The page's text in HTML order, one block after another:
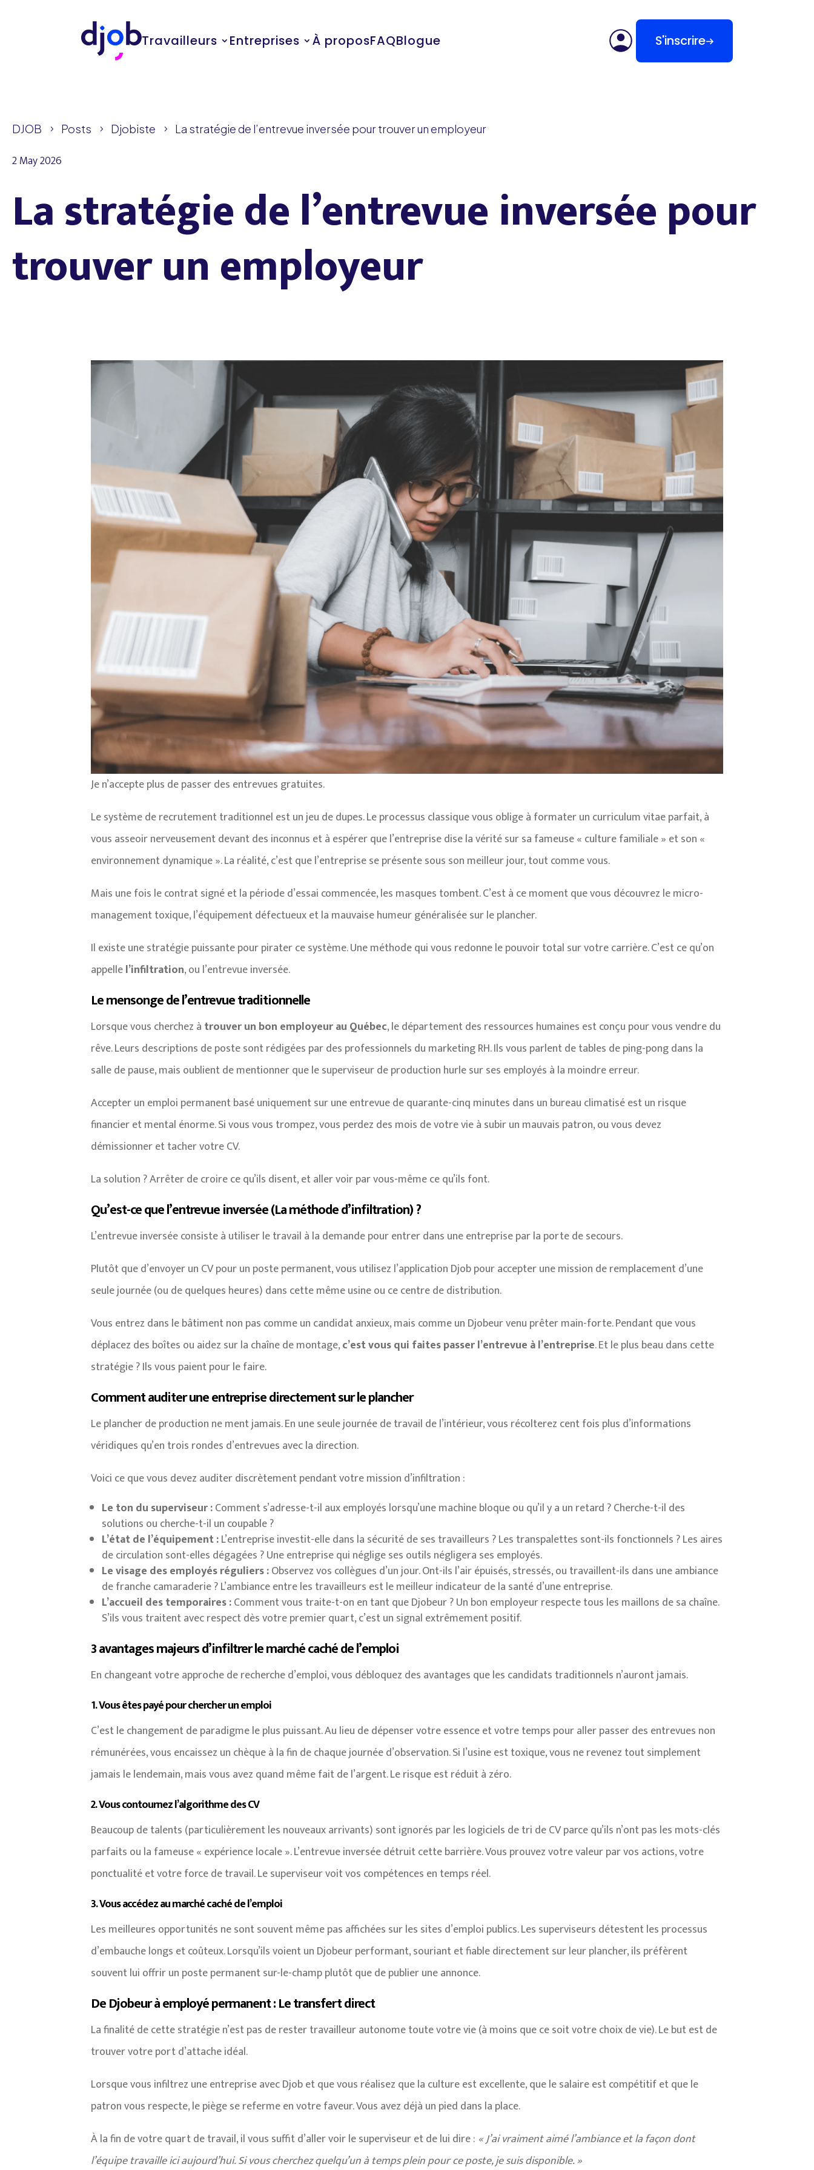
Travailleurs Entreprises À proposFAQBlogue S'inscrire
DJOB 5 Posts 5 Djobiste 5 La stratégie de l’entrevue inversée pour trouver un employeur
2 May 2026
La stratégie de l’entrevue inversée pour
trouver un employeur
Je n’accepte plus de passer des entrevues gratuites.
Le système de recrutement traditionnel est un jeu de dupes. Le processus classique vous oblige à formater un curriculum vitae parfait, à
vous asseoir nerveusement devant des inconnus et à espérer que l’entreprise dise la vérité sur sa fameuse « culture familiale » et son «
environnement dynamique ». La réalité, c’est que l’entreprise se présente sous son meilleur jour, tout comme vous.
Mais une fois le contrat signé et la période d’essai commencée, les masques tombent. C’est à ce moment que vous découvrez le micro-
management toxique, l’équipement défectueux et la mauvaise humeur généralisée sur le plancher.
Il existe une stratégie puissante pour pirater ce système. Une méthode qui vous redonne le pouvoir total sur votre carrière. C’est ce qu’on
appellel’infiltration, ou l’entrevue inversée.
Le mensonge de l’entrevue traditionnelle
Lorsque vous cherchez à trouver un bon employeur au Québec, le département des ressources humaines est conçu pour vous vendre du
rêve. Leurs descriptions de poste sont rédigées par des professionnels du marketing RH. Ils vous parlent de tables de ping-pong dans la
salle de pause, mais oublient de mentionner que le superviseur de production hurle sur ses employés à la moindre erreur.
Accepter un emploi permanent basé uniquement sur une entrevue de quarante-cinq minutes dans un bureau climatisé est un risque
financier et mental énorme. Si vous vous trompez, vous perdez des mois de votre vie à subir un mauvais patron, ou vous devez
démissionner et tacher votre CV.
La solution ? Arrêter de croire ce qu’ils disent, et aller voir par vous-même ce qu’ils font.
Qu’est-ce que l’entrevue inversée (La méthode d’infiltration) ?
L’entrevue inversée consiste à utiliser le travail à la demande pour entrer dans une entreprise par la porte de secours.
Plutôt que d’envoyer un CV pour un poste permanent, vous utilisez l’application Djob pour accepter une mission de remplacement d’une
seule journée (ou de quelques heures) dans cette même usine ou ce centre de distribution.
Vous entrez dans le bâtiment non pas comme un candidat anxieux, mais comme un Djobeur venu prêter main-forte. Pendant que vous
déplacez des boîtes ou aidez sur la chaîne de montage,c’est vous qui faites passer l’entrevue à l’entreprise. Et le plus beau dans cette
stratégie ? Ils vous paient pour le faire.
Comment auditer une entreprise directement sur le plancher
Le plancher de production ne ment jamais. En une seule journée de travail de l’intérieur, vous récolterez cent fois plus d’informations
véridiques qu’en trois rondes d’entrevues avec la direction.
Voici ce que vous devez auditer discrètement pendant votre mission d’infiltration :
Le ton du superviseur :Comment s’adresse-t-il aux employés lorsqu’une machine bloque ou qu’il y a un retard ? Cherche-t-il des
solutions ou cherche-t-il un coupable ?
L’état de l’équipement :L’entreprise investit-elle dans la sécurité de ses travailleurs ? Les transpalettes sont-ils fonctionnels ? Les aires
de circulation sont-elles dégagées ? Une entreprise qui néglige ses outils négligera ses employés.
Le visage des employés réguliers :Observez vos collègues d’un jour. Ont-ils l’air épuisés, stressés, ou travaillent-ils dans une ambiance
de franche camaraderie ? L’ambiance entre les travailleurs est le meilleur indicateur de la santé d’une entreprise.
L’accueil des temporaires :Comment vous traite-t-on en tant que Djobeur ? Un bon employeur respecte tous les maillons de sa chaîne.
S’ils vous traitent avec respect dès votre premier quart, c’est un signal extrêmement positif.
3 avantages majeurs d’infiltrer le marché caché de l’emploi
En changeant votre approche de recherche d’emploi, vous débloquez des avantages que les candidats traditionnels n’auront jamais.
1. Vous êtes payé pour chercher un emploi
C’est le changement de paradigme le plus puissant. Au lieu de dépenser votre essence et votre temps pour aller passer des entrevues non
rémunérées, vous encaissez un chèque à la fin de chaque journée d’observation. Si l’usine est toxique, vous ne revenez tout simplement
jamais le lendemain, mais vous avez quand même fait de l’argent. Le risque est réduit à zéro.
2. Vous contournez l’algorithme des CV
Beaucoup de talents (particulièrement les nouveaux arrivants) sont ignorés par les logiciels de tri de CV parce qu’ils n’ont pas les mots-clés
parfaits ou la fameuse « expérience locale ». L’entrevue inversée détruit cette barrière. Vous prouvez votre valeur par vos actions, votre
ponctualité et votre force de travail. Le superviseur voit vos compétences en temps réel.
3. Vous accédez au marché caché de l’emploi
Les meilleures opportunités ne sont souvent même pas affichées sur les sites d’emploi publics. Les superviseurs détestent les processus
d’embauche longs et coûteux. Lorsqu’ils voient un Djobeur performant, souriant et fiable directement sur leur plancher, ils préfèrent
souvent lui offrir un poste permanent sur-le-champ plutôt que de publier une annonce.
De Djobeur à employé permanent : Le transfert direct
La finalité de cette stratégie n’est pas de rester travailleur autonome toute votre vie (à moins que ce soit votre choix de vie). Le but est de
trouver votre port d’attache idéal.
Lorsque vous infiltrez une entreprise avec Djob et que vous réalisez que la culture est excellente, que le salaire est compétitif et que le
patron vous respecte, le piège se referme en votre faveur. Vous avez déjà un pied dans la place.
À la fin de votre quart de travail, il vous suffit d’aller voir le superviseur et de lui dire : « J’ai vraiment aimé l’ambiance et la façon dont
l’équipe travaille ici aujourd’hui. Si vous cherchez quelqu’un à temps plein pour ce poste, je suis disponible. »